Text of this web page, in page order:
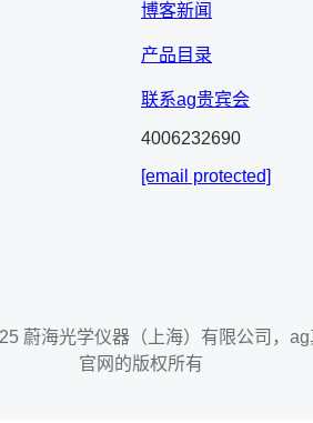
博客新闻
产品目录
联系ag贵宾会
4006232690
[email protected]
蔚海光学仪器（上海）有限公司，
官网的版权所有